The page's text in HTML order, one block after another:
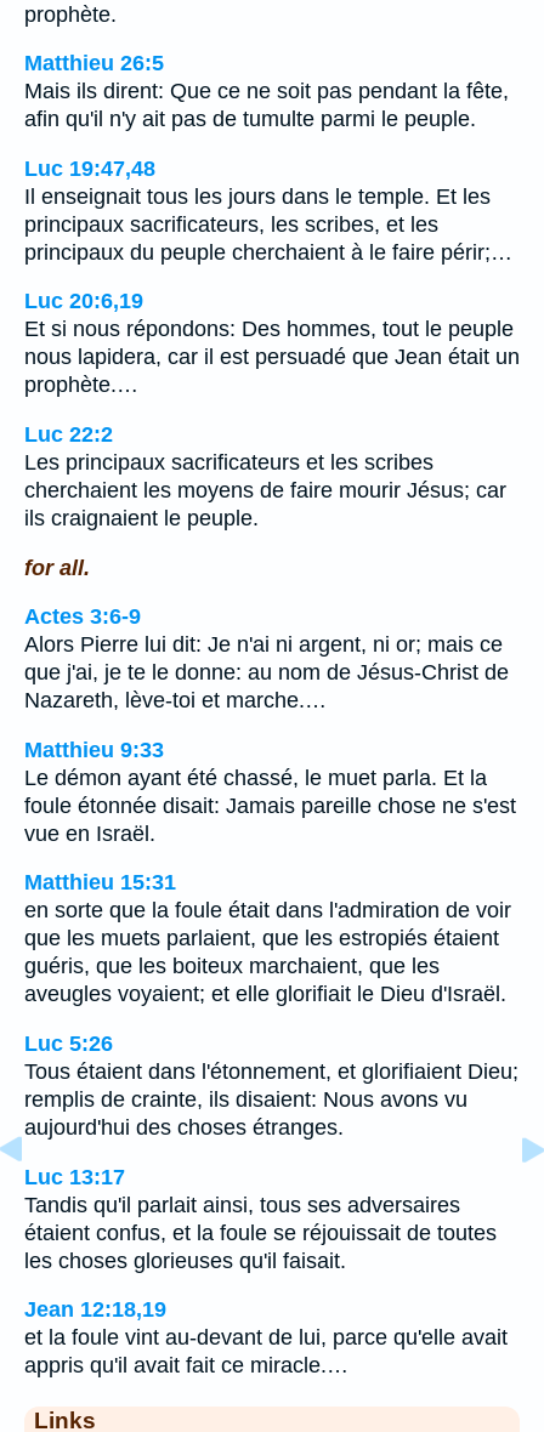
prophète.
Matthieu 26:5
Mais ils dirent: Que ce ne soit pas pendant la fête,
afin qu'il n'y ait pas de tumulte parmi le peuple.
Luc 19:47,48
Il enseignait tous les jours dans le temple. Et les
principaux sacrificateurs, les scribes, et les
principaux du peuple cherchaient à le faire périr;…
Luc 20:6,19
Et si nous répondons: Des hommes, tout le peuple
nous lapidera, car il est persuadé que Jean était un
prophète.…
Luc 22:2
Les principaux sacrificateurs et les scribes
cherchaient les moyens de faire mourir Jésus; car
ils craignaient le peuple.
for all.
Actes 3:6-9
Alors Pierre lui dit: Je n'ai ni argent, ni or; mais ce
que j'ai, je te le donne: au nom de Jésus-Christ de
Nazareth, lève-toi et marche.…
Matthieu 9:33
Le démon ayant été chassé, le muet parla. Et la
foule étonnée disait: Jamais pareille chose ne s'est
vue en Israël.
Matthieu 15:31
en sorte que la foule était dans l'admiration de voir
que les muets parlaient, que les estropiés étaient
guéris, que les boiteux marchaient, que les
aveugles voyaient; et elle glorifiait le Dieu d'Israël.
Luc 5:26
Tous étaient dans l'étonnement, et glorifiaient Dieu;
remplis de crainte, ils disaient: Nous avons vu
aujourd'hui des choses étranges.
Luc 13:17
Tandis qu'il parlait ainsi, tous ses adversaires
étaient confus, et la foule se réjouissait de toutes
les choses glorieuses qu'il faisait.
Jean 12:18,19
et la foule vint au-devant de lui, parce qu'elle avait
appris qu'il avait fait ce miracle.…
Links